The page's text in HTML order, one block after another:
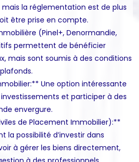
la réglementation est de plus
être prise en compte.
(Pinel+, Denormandie,
permettent de bénéficier
mais sont soumis à des conditions
Une option intéressante
et participer à des
envergure.
de Placement Immobilier):**
la possibilité d’investir dans
à gérer les biens directement,